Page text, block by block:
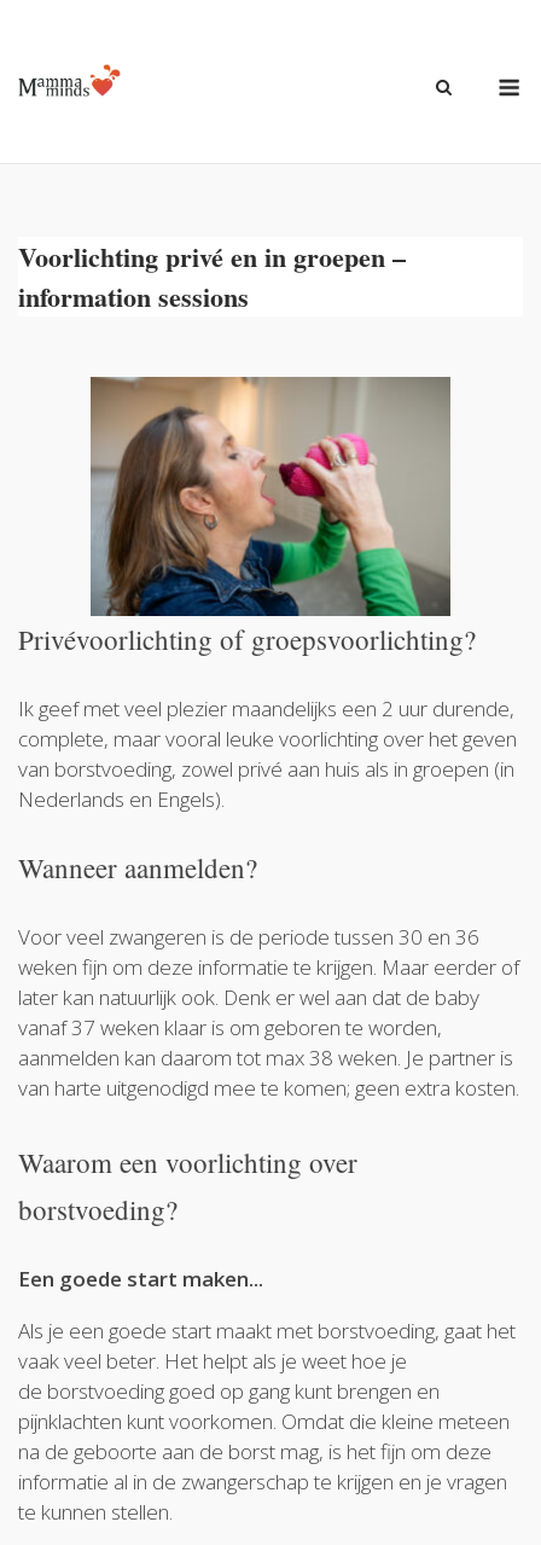
de
inhoud
Voorlichting privé en in groepen –
information sessions
Privévoorlichting of groepsvoorlichting?
Ik geef met veel plezier maandelijks een 2 uur durende,
complete, maar vooral leuke voorlichting over het geven
van borstvoeding, zowel privé aan huis als in groepen (in
Nederlands en Engels).
Wanneer aanmelden?
Voor veel zwangeren is de periode tussen 30 en 36
weken fijn om deze informatie te krijgen. Maar eerder of
later kan natuurlijk ook. Denk er wel aan dat de baby
vanaf 37 weken klaar is om geboren te worden,
aanmelden kan daarom tot max 38 weken. Je partner is
van harte uitgenodigd mee te komen; geen extra kosten.
Waarom een voorlichting over
borstvoeding?
Een goede start maken...
Als je een goede start maakt met borstvoeding, gaat het
vaak veel beter. Het helpt als je weet hoe je
de borstvoeding goed op gang kunt brengen en
pijnklachten kunt voorkomen. Omdat die kleine meteen
na de geboorte aan de borst mag, is het fijn om deze
informatie al in de zwangerschap te krijgen en je vragen
te kunnen stellen.